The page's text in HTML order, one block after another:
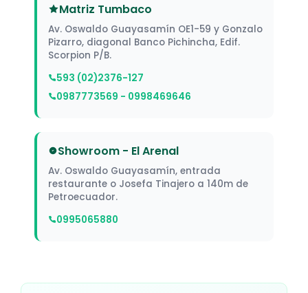
Matriz Tumbaco
Av. Oswaldo Guayasamín OE1-59 y Gonzalo
Pizarro, diagonal Banco Pichincha, Edif.
Scorpion P/B.
593 (02)2376-127
0987773569 - 0998469646
Showroom - El Arenal
Av. Oswaldo Guayasamín, entrada
restaurante o Josefa Tinajero a 140m de
Petroecuador.
0995065880